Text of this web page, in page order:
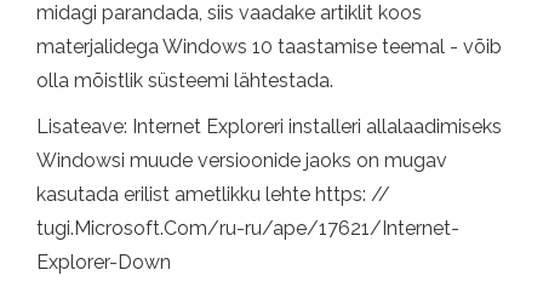
midagi parandada, siis vaadake artiklit koos
materjalidega Windows 10 taastamise teemal - võib
olla mõistlik süsteemi lähtestada.
Lisateave: Internet Exploreri installeri allalaadimiseks
Windowsi muude versioonide jaoks on mugav
kasutada erilist ametlikku lehte https: //
tugi.Microsoft.Com/ru-ru/ape/17621/Internet-
Explorer-Down